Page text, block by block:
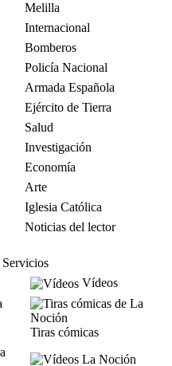
Melilla
Internacional
Bomberos
Policía Nacional
Armada Española
Ejército de Tierra
Salud
Investigación
Economía
Arte
Iglesia Católica
Noticias del lector
Servicios
Vídeos
Tiras cómicas